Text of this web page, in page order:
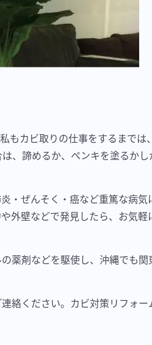
もカビ取りの仕事をするまでは
、諦めるか、ペンキを塗るかし
・ぜんそく・癌など重篤な病気
外壁などで発見したら、お気軽
薬剤などを駆使し、沖縄でも関
絡ください。カビ対策リフォー